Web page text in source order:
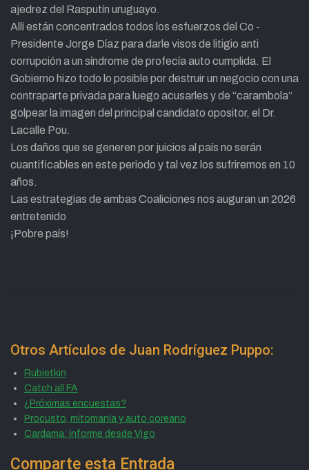
ajedrez del Rasputín uruguayo.
Allí están concentrados todos los esfuerzos del Co -
Presidente Jorge Díaz para darle visos de litigio anti
corrupción a un síndrome de profecía auto cumplida. El
Gobierno hizo todo lo posible por destruir un negocio con una
contraparte privada para luego acusarles y de “carambola”
golpear la imagen del principal candidato opositor, el Dr.
Lacalle Pou.
Los daños que se generen por juicios al país no serán
cuantificables en este periodo y tal vez los sufriremos en 10
años.
Las estrategias de ambas Coaliciones nos auguran un 2026
entretenido
¡Pobre país!
Otros Artículos de Juan Rodríguez Puppo:
Rubietkin
Catch all FA
¿Próximas encuestas?
Procusto, mitomanía y auto coreano
Cardama: informe desde Vigo
Comparte esta Entrada